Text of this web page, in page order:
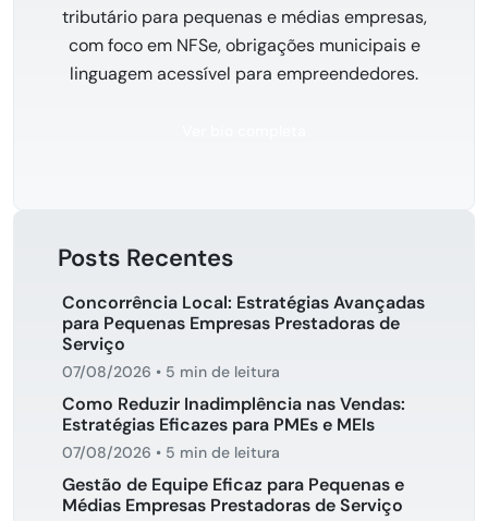
tributário para pequenas e médias empresas,
com foco em NFSe, obrigações municipais e
linguagem acessível para empreendedores.
Posts Recentes
Concorrência Local: Estratégias Avançadas
para Pequenas Empresas Prestadoras de
Serviço
07/08/2026 • 5 min de leitura
Como Reduzir Inadimplência nas Vendas:
Estratégias Eficazes para PMEs e MEIs
07/08/2026 • 5 min de leitura
Gestão de Equipe Eficaz para Pequenas e
Médias Empresas Prestadoras de Serviço